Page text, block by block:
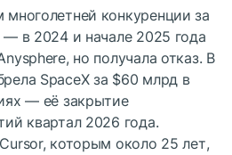
конкуренции за
в 2024 и начале 2025 года
но получала отказ. В
SpaceX за $60 млрд в
— её закрытие
квартал 2026 года.
которым около 25 лет,